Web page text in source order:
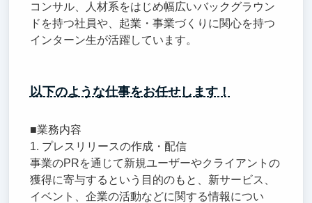
コンサル、人材系をはじめ幅広いバックグラウン
ドを持つ社員や、起業・事業づくりに関心を持つ
インターン生が活躍しています。
以下のような仕事をお任せします！
■業務内容
1. プレスリリースの作成・配信
事業のPRを通じて新規ユーザーやクライアントの
獲得に寄与するという目的のもと、新サービス、
イベント、企業の活動などに関する情報につい